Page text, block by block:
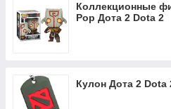
Коллекционные
Pop Дота 2 Dota 2
Кулон Дота 2 Dota